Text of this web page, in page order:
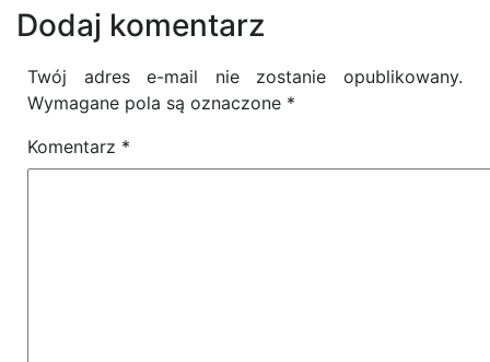
Dodaj komentarz
Twój adres e-mail nie zostanie opublikowany.
Wymagane pola są oznaczone *
Komentarz *